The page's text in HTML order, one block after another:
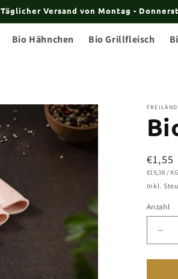
Täglicher Versand von Montag -
Bio Hähnchen Bio Grillfleisch
Preis
€1,55
€19,38 / KG
Inkl.
Anzahl
die